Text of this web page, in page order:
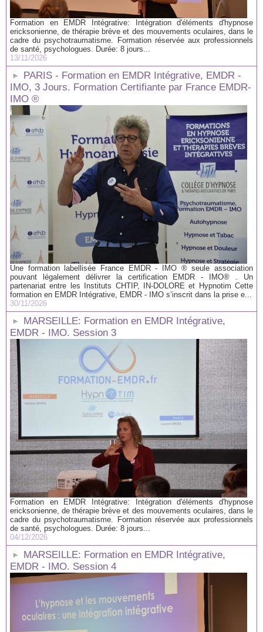
Formation en EMDR Intégrative: Intégration d'éléments d'hypnose
ericksonienne, de thérapie brève et des mouvements oculaires, dans le
cadre du psychotraumatisme. Formation réservée aux professionnels
de santé, psychologues. Durée: 8 jours...
13/11/2026
PARIS - Formation en EMDR Intégrative, EMDR -
IMO, 3 Jours. Formation Certifiante par France EMDR-
IMO ®
Une formation labellisée France EMDR - IMO ® seule association
pouvant légalement délivrer la certification EMDR - IMO® . Un
partenariat entre les Instituts CHTIP, IN-DOLORE et Hypnotim Cette
formation en EMDR Intégrative, EMDR - IMO s’inscrit dans la prise e...
30/11/2026
MARSEILLE: Formation en EMDR Intégrative,
EMDR - IMO. Session 3
Formation en EMDR Intégrative: Intégration d'éléments d'hypnose
ericksonienne, de thérapie brève et des mouvements oculaires, dans le
cadre du psychotraumatisme. Formation réservée aux professionnels
de santé, psychologues. Durée: 8 jours...
04/12/2026
MARSEILLE: Formation en EMDR Intégrative,
EMDR - IMO. Session 4